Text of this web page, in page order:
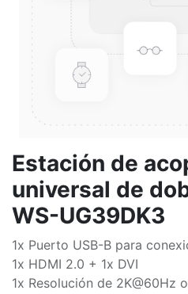
Estación de
universal de
WS-UG39DK3
1x Puerto USB-B para
1x HDMI 2.0 + 1x DVI
1x Resolución de 2K@60Hz